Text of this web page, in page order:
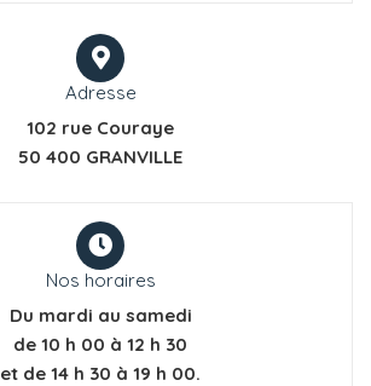
Adresse
102 rue Couraye
50 400 GRANVILLE
Nos horaires
Du mardi au samedi
de 10 h 00 à 12 h 30
et de 14 h 30 à 19 h 00.